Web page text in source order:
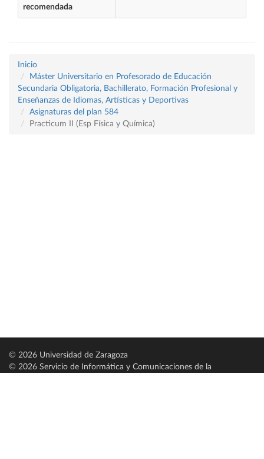
recomendada
Inicio
Máster Universitario en Profesorado de Educación
Secundaria Obligatoria, Bachillerato, Formación Profesional y
Enseñanzas de Idiomas, Artísticas y Deportivas
Asignaturas del plan 584
Practicum II (Esp Física y Química)
© 2026 Universidad de Zaragoza
© 2026 Servicio de Informática y Comunicaciones de la